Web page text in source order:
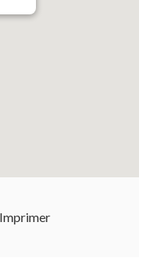
Imprimer